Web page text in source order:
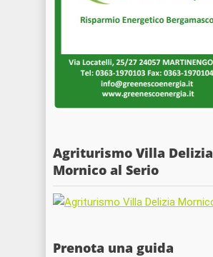
Agriturismo Villa Delizia
Mornico al Serio
Prenota una guida